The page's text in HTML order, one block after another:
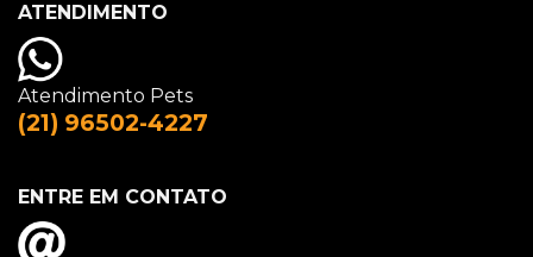
ATENDIMENTO
Atendimento Pets
(21) 96502-4227
ENTRE EM CONTATO